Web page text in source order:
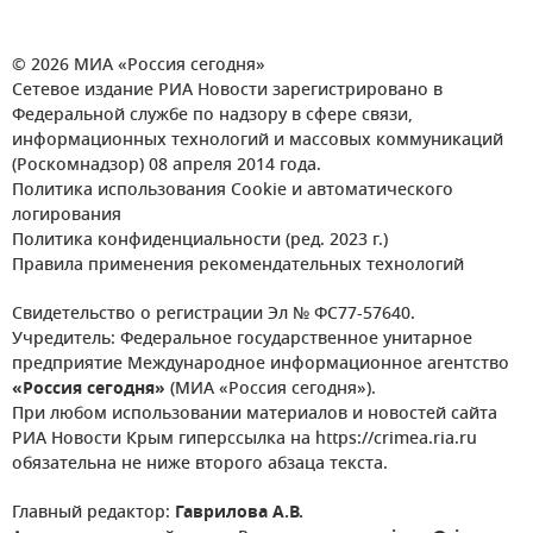
© 2026 МИА «Россия сегодня»
Сетевое издание РИА Новости зарегистрировано в
Федеральной службе по надзору в сфере связи,
информационных технологий и массовых коммуникаций
(Роскомнадзор) 08 апреля 2014 года.
Политика использования Cookie и автоматического
логирования
Политика конфиденциальности (ред. 2023 г.)
Правила применения рекомендательных технологий
Свидетельство о регистрации Эл № ФС77-57640.
Учредитель: Федеральное государственное унитарное
предприятие Международное информационное агентство
«Россия сегодня» (МИА «Россия сегодня»).
При любом использовании материалов и новостей сайта
РИА Новости Крым гиперссылка на https://crimea.ria.ru
обязательна не ниже второго абзаца текста.
Главный редактор: Гаврилова А.В.